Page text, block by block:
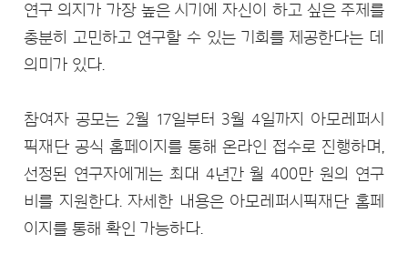
연구 의지가 가장 높은 시기에 자신이 하고 싶은 주제를
충분히 고민하고 연구할 수 있는 기회를 제공한다는 데
의미가 있다.
참여자 공모는 2월 17일부터 3월 4일까지 아모레퍼시
픽재단 공식 홈페이지를 통해 온라인 접수로 진행하며,
선정된 연구자에게는 최대 4년간 월 400만 원의 연구
비를 지원한다. 자세한 내용은 아모레퍼시픽재단 홈페
이지를 통해 확인 가능하다.